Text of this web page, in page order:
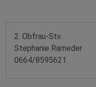
2. Obfrau-Stv.
Stephanie Rameder
0664/8595621